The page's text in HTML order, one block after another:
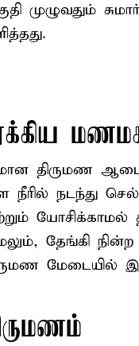
முழுவதும்
திருமண ஆடை
நடந்து
தேங்கி
மேடையில்